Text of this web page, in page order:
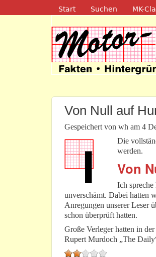
Navigation
Start Suchen MK-
Motor-
Von Null auf
Gespeichert von wh am 4
Die
werden.
Von
Ich
unverschämt. Dabei hatten
Anregungen unserer Leser
schon überprüft hatten.
Große Verleger hatten in
Rupert Murdoch „The